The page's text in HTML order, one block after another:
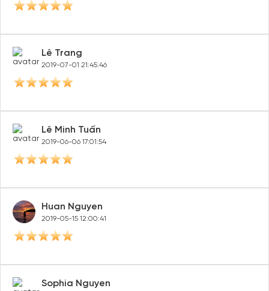
Lê Trang
2019-07-01 21:45:46
Lê Minh Tuấn
2019-06-06 17:01:54
Huan Nguyen
2019-05-15 12:00:41
Sophia Nguyen